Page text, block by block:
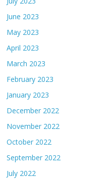
June 2023
May 2023
April 2023
March 2023
February 2023
January 2023
December 2022
November 2022
October 2022
September 2022
July 2022